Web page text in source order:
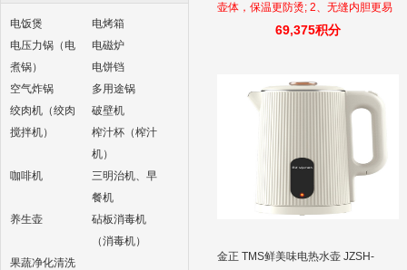
电饭煲
电烤箱
电压力锅（电
煮锅）
电磁炉
电饼铛
空气炸锅
多用途锅
绞肉机（绞肉
搅拌机）
破壁机
榨汁杯（榨汁
机）
咖啡机
三明治机、早
餐机
养生壶
砧板消毒机
（消毒机）
果蔬净化清洗
壶体，保温更防烫; 2、无缝内胆更易
洁; 3、全钢内盖更健康; 4、食品级
率：1800W; 8、容量：1.7L。
69,375积分
金正 TMS鲜美味电热水壶 JZSH-